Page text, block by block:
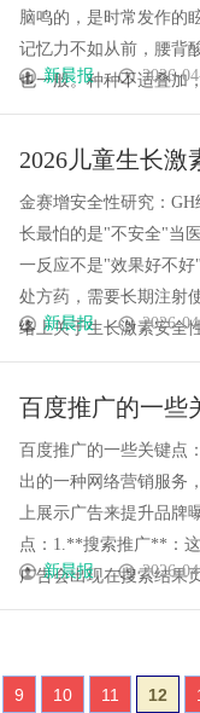
脑鸣的，是时常发作的
记忆力不如从前，腰背
也一般。种种不适叠加
新晨报 2026-
2026儿童生长
全问题权威解答
金赛增安全性研究：
长最怕的是"不安全"当
一反应不是"效果好不
处方药，需要长期注射
络上关于生长激素安全
新晨报 2026-
百度推广的一些
百度推广的一些关键点
出的一种网络营销服务
上展示广告来提升品牌
点：1.**搜索推广**：
广告会出现在搜索结果
新晨报 2026-
9 10 11 12